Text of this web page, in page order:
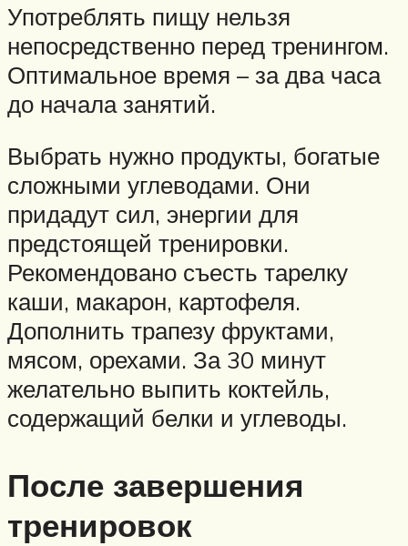
Употреблять пищу нельзя
непосредственно перед тренингом.
Оптимальное время – за два часа
до начала занятий.
Выбрать нужно продукты, богатые
сложными углеводами. Они
придадут сил, энергии для
предстоящей тренировки.
Рекомендовано съесть тарелку
каши, макарон, картофеля.
Дополнить трапезу фруктами,
мясом, орехами. За 30 минут
желательно выпить коктейль,
содержащий белки и углеводы.
После завершения
тренировок